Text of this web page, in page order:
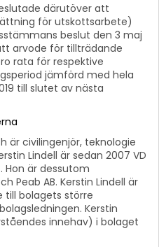
därutöver att
för utskottsarbete)
beslut den 3 maj
arvode för tillträdande
rata för respektive
jämförd med hela
till slutet av nästa
är civilingenjör, teknologie
Lindell är sedan 2007 VD
Hon är dessutom
Peab AB. Kerstin Lindell är
till bolagets större
Kerstin
innehav) i bolaget